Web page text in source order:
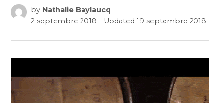
by Nathalie Baylaucq
2 septembre 2018
Updated19 septembre 2018